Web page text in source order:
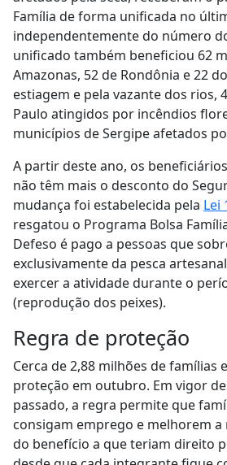
Família de forma unificada no
independentemente do número
unificado também beneficiou 62
Amazonas, 52 de Rondônia e 22
estiagem e pela vazante dos rios,
Paulo atingidos por incêndios
municípios de Sergipe afetados
A partir deste ano, os
não têm mais o desconto do
mudança foi estabelecida pela Lei
resgatou o Programa Bolsa
Defeso é pago a pessoas que
exclusivamente da pesca
exercer a atividade durante o
(reprodução dos peixes).
Regra de proteção
Cerca de 2,88 milhões de famílias
proteção em outubro. Em vigor
passado, a regra permite que
consigam emprego e melhorem a
do benefício a que teriam direito